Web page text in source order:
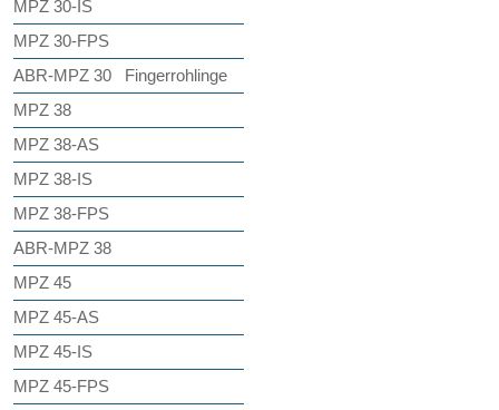
MPZ 30-IS
MPZ 30-FPS
ABR-MPZ 30 Fingerrohlinge
MPZ 38
MPZ 38-AS
MPZ 38-IS
MPZ 38-FPS
ABR-MPZ 38
MPZ 45
MPZ 45-AS
MPZ 45-IS
MPZ 45-FPS